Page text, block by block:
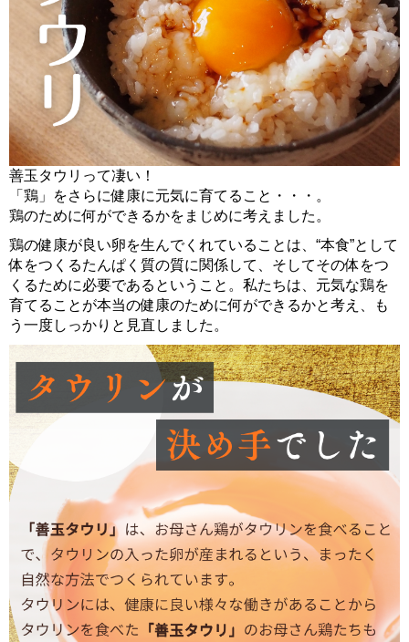
善玉タウリって凄い！
「鶏」をさらに健康に元気に育てること・・・。
鶏のために何ができるかをまじめに考えました。
鶏の健康が良い卵を生んでくれていることは、“本食”として
体をつくるたんぱく質の質に関係して、そしてその体をつ
くるために必要であるということ。私たちは、元気な鶏を
育てることが本当の健康のために何ができるかと考え、も
う一度しっかりと見直しました。